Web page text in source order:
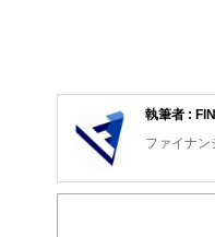
執筆者 :
ファイナン